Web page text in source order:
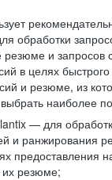
обработки
резюме и запросов
в целях
и резюме, из
наиболее
— для
и ранжирования
предоставления
их резюме;